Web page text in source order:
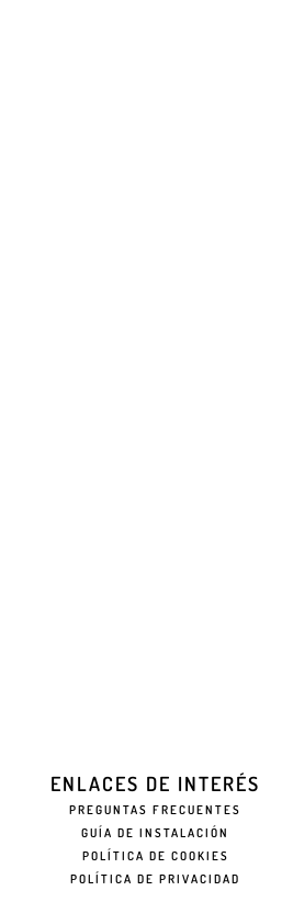
ENLACES DE INTERÉS
PREGUNTAS FRECUENTES
GUÍA DE INSTALACIÓN
POLÍTICA DE COOKIES
POLÍTICA DE PRIVACIDAD